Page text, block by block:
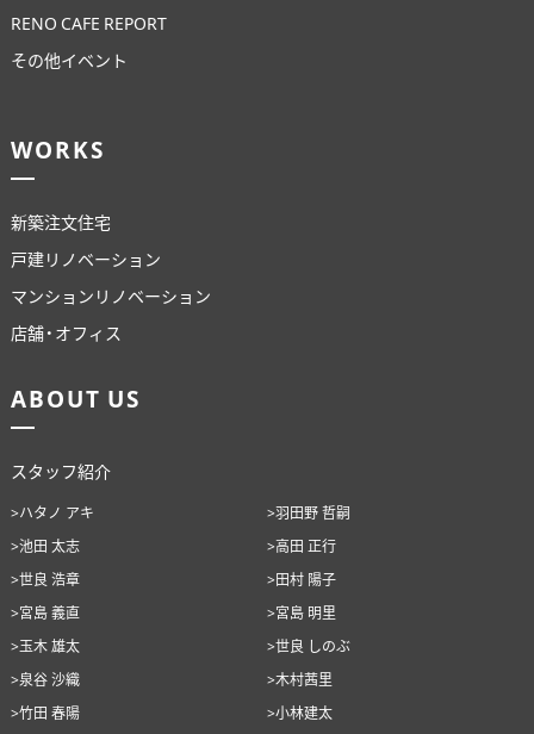
RENO CAFE REPORT
その他イベント
WORKS
新築注文住宅
戸建リノベーション
マンションリノベーション
店舗・オフィス
ABOUT US
スタッフ紹介
>ハタノ アキ
>羽田野 哲嗣
>池田 太志
>高田 正行
>世良 浩章
>田村 陽子
>宮島 義直
>宮島 明里
>玉木 雄太
>世良 しのぶ
>泉谷 沙織
>木村茜里
>竹田 春陽
>小林建太